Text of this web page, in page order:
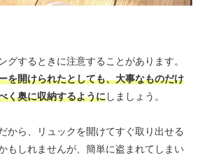
グするときに注意することがあります。
を開けられたとしても、大事なものだけ
く奥に収納するようにしましょう。
から、リュックを開けてすぐ取り出せる
もしれませんが、簡単に盗まれてしまい